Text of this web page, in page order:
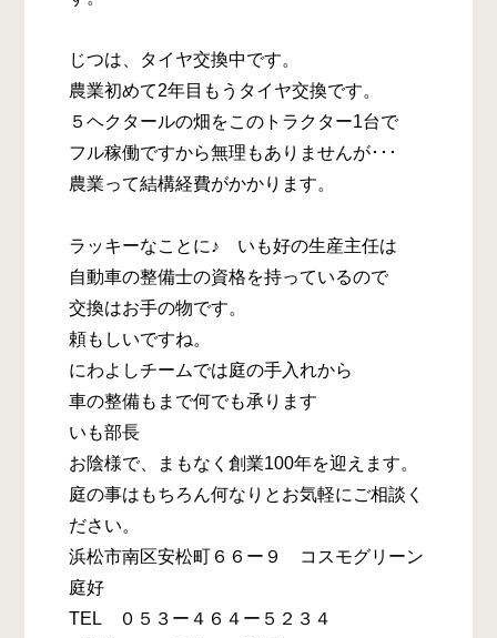
じつは、タイヤ交換中です。
農業初めて2年目もうタイヤ交換です。
５ヘクタールの畑をこのトラクター1台で
フル稼働ですから無理もありませんが･･･
農業って結構経費がかかります。
ラッキーなことに♪ いも好の生産主任は
自動車の整備士の資格を持っているので
交換はお手の物です。
頼もしいですね。
にわよしチームでは庭の手入れから
車の整備もまで何でも承ります
いも部長
お陰様で、まもなく創業100年を迎えます。
庭の事はもちろん何なりとお気軽にご相談く
ださい。
浜松市南区安松町６６ー９ コスモグリーン
庭好
TEL ０５３ー４６４ー５２３４